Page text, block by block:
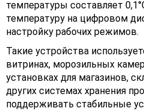
температуры составляет
температуру на цифровом
настройку рабочих режимов.
Такие устройства
витринах, морозильных
установках для магазинов,
других системах хранения
поддерживать стабильные